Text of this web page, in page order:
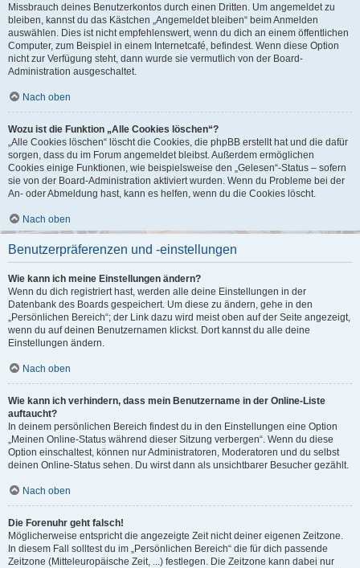
Missbrauch deines Benutzerkontos durch einen Dritten. Um angemeldet zu
bleiben, kannst du das Kästchen „Angemeldet bleiben“ beim Anmelden
auswählen. Dies ist nicht empfehlenswert, wenn du dich an einem öffentlichen
Computer, zum Beispiel in einem Internetcafé, befindest. Wenn diese Option
nicht zur Verfügung steht, dann wurde sie vermutlich von der Board-
Administration ausgeschaltet.
Nach oben
Wozu ist die Funktion „Alle Cookies löschen“?
„Alle Cookies löschen“ löscht die Cookies, die phpBB erstellt hat und die dafür
sorgen, dass du im Forum angemeldet bleibst. Außerdem ermöglichen
Cookies einige Funktionen, wie beispielsweise den „Gelesen“-Status – sofern
sie von der Board-Administration aktiviert wurden. Wenn du Probleme bei der
An- oder Abmeldung hast, kann es helfen, wenn du die Cookies löscht.
Nach oben
Benutzerpräferenzen und -einstellungen
Wie kann ich meine Einstellungen ändern?
Wenn du dich registriert hast, werden alle deine Einstellungen in der
Datenbank des Boards gespeichert. Um diese zu ändern, gehe in den
„Persönlichen Bereich“; der Link dazu wird meist oben auf der Seite angezeigt,
wenn du auf deinen Benutzernamen klickst. Dort kannst du alle deine
Einstellungen ändern.
Nach oben
Wie kann ich verhindern, dass mein Benutzername in der Online-Liste
auftaucht?
In deinem persönlichen Bereich findest du in den Einstellungen eine Option
„Meinen Online-Status während dieser Sitzung verbergen“. Wenn du diese
Option einschaltest, können nur Administratoren, Moderatoren und du selbst
deinen Online-Status sehen. Du wirst dann als unsichtbarer Besucher gezählt.
Nach oben
Die Forenuhr geht falsch!
Möglicherweise entspricht die angezeigte Zeit nicht deiner eigenen Zeitzone.
In diesem Fall solltest du im „Persönlichen Bereich“ die für dich passende
Zeitzone (Mitteleuropäische Zeit, ...) festlegen. Die Zeitzone kann dabei nur